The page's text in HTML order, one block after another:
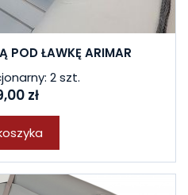
POD ŁAWKĘ ARIMAR
2 szt.
zł